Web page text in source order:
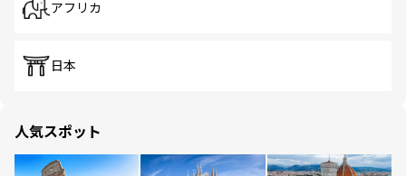
アフリカ
日本
人気スポット